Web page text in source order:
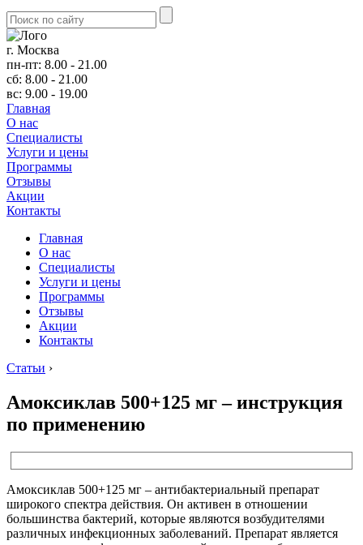
г. Москва
пн-пт: 8.00 - 21.00
сб: 8.00 - 21.00
вс: 9.00 - 19.00
Главная
О нас
Cпециалисты
Услуги и цены
Программы
Отзывы
Акции
Контакты
Главная
О нас
Cпециалисты
Услуги и цены
Программы
Отзывы
Акции
Контакты
Статьи ›
Амоксиклав 500+125 мг – инструкция
по применению
Амоксиклав 500+125 мг – антибактериальный препарат
широкого спектра действия. Он активен в отношении
большинства бактерий, которые являются возбудителями
различных инфекционных заболеваний. Препарат является